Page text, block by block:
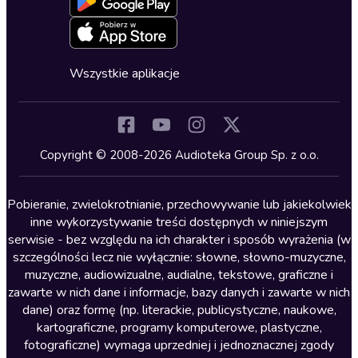
Kryminały
Lektury szkolne
Literatura anglojęzyczna
Literatura faktu
Literatura obyczajowa
Literatura piękna obca
Literatura piękna polska
Nagrania relaksacyjne
Deklaracja dostępności
Oferta dla firm i bibliotek
Zapowiedzi
Cykle audiobooków
Wszystkie aplikacje
Copyright © 2008-2026 Audioteka Group Sp. z o.o.
Pobieranie, zwielokrotnianie, przechowywanie lub jakiekolwiek
inne wykorzystywanie treści dostępnych w niniejszym
serwisie - bez względu na ich charakter i sposób wyrażenia (w
szczególności lecz nie wyłącznie: słowne, słowno-muzyczne,
muzyczne, audiowizualne, audialne, tekstowe, graficzne i
zawarte w nich dane i informacje, bazy danych i zawarte w nich
dane) oraz formę (np. literackie, publicystyczne, naukowe,
kartograficzne, programy komputerowe, plastyczne,
fotograficzne) wymaga uprzedniej i jednoznacznej zgody